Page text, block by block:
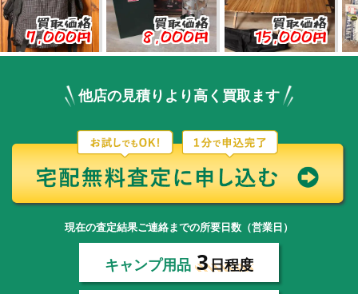
価格
円
買取価格
8,000円
買取価格
15,000円
買
他店の見積りより高く買取ます
現在の査定結果ご連絡までの所要日数（営業日）
キャンプ用品 3日程度